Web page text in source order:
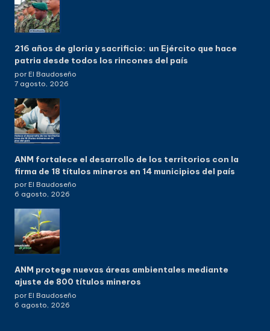
216 años de gloria y sacrificio: un Ejército que hace
patria desde todos los rincones del país
por El Baudoseño
7 agosto, 2026
ANM fortalece el desarrollo de los territorios con la
firma de 18 títulos mineros en 14 municipios del país
por El Baudoseño
6 agosto, 2026
ANM protege nuevas áreas ambientales mediante
ajuste de 800 títulos mineros
por El Baudoseño
6 agosto, 2026